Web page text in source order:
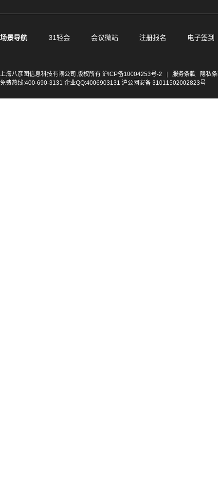
场景导航 31轻会 会议微站 注册报名 电子签到
上海八彦图信息科技有限公司 版权所有 沪ICP备10004253号-2 服务条款
隐私
免费热线:400-690-3131 企业QQ:4006903131 沪公网安备 31011502002823号